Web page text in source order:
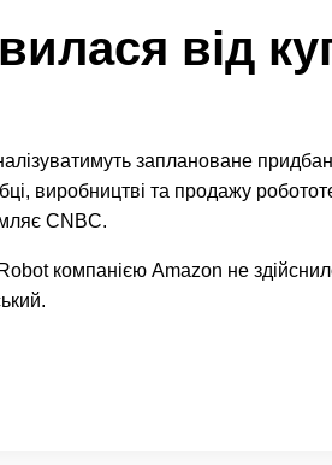
від
заплановане
виробництві та продажу
CNBC.
компанією Amazon не